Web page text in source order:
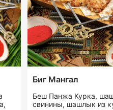
Биг Мангал
Беш Панжа Курка,
свинины, шашлык из